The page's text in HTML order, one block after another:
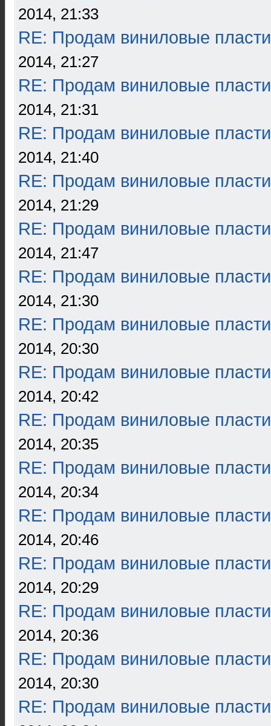
2014, 21:33
RE: Продам виниловые
2014, 21:27
RE: Продам виниловые
2014, 21:31
RE: Продам виниловые
2014, 21:40
RE: Продам виниловые
2014, 21:29
RE: Продам виниловые
2014, 21:47
RE: Продам виниловые
2014, 21:30
RE: Продам виниловые
2014, 20:30
RE: Продам виниловые
2014, 20:42
RE: Продам виниловые
2014, 20:35
RE: Продам виниловые
2014, 20:34
RE: Продам виниловые
2014, 20:46
RE: Продам виниловые
2014, 20:29
RE: Продам виниловые
2014, 20:36
RE: Продам виниловые
2014, 20:30
RE: Продам виниловые